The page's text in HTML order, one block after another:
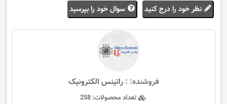
نظر خود را درج کنید سوال خود را بپرسید
فروشنده: :راتینس الکترونیک
تعداد محصولات:258